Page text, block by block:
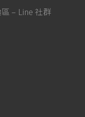
– Line 社群